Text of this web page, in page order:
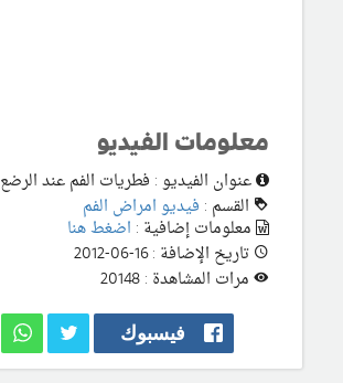
معلومات الفيديو
عنوان الفيديو : فطريات الفم عند الرضع
القسم : فيديو امراض الفم
معلومات إضافية : اضغط هنا
تاريخ الإضافة : 16-06-2012
مرات المشاهدة : 20148
فيسبوك